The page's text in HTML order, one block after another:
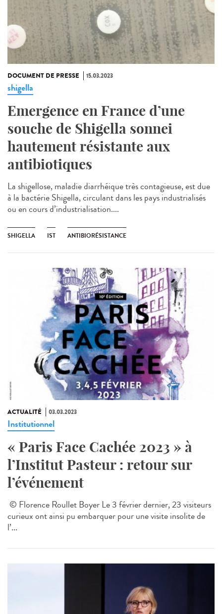
DOCUMENT DE PRESSE 15.03.2023
shigella
Emergence en France d’une
souche de Shigella sonnei
hautement résistante aux
antibiotiques
La shigellose, maladie diarrhéique très contagieuse, est due
à la bactérie Shigella, circulant dans les pays industrialisés
ou en cours d’industrialisation....
SHIGELLA IST ANTIBIORÉSISTANCE
ACTUALITÉ 03.03.2023
Institutionnel
« Paris Face Cachée 2023 » à
l’Institut Pasteur : retour sur
l’événement
© Florence Roullet Boyer Le 3 février dernier, 23 visiteurs
curieux ont ainsi pu embarquer pour une visite insolite de
l’...